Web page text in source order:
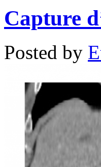
Capture
Posted by